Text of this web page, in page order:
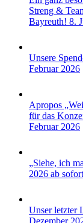
Streng &
Bayreuth! 8.
Unsere
Februar 2026
Apropos
für das
Februar 2026
„Siehe, ich
2026 ab
Unser letzter